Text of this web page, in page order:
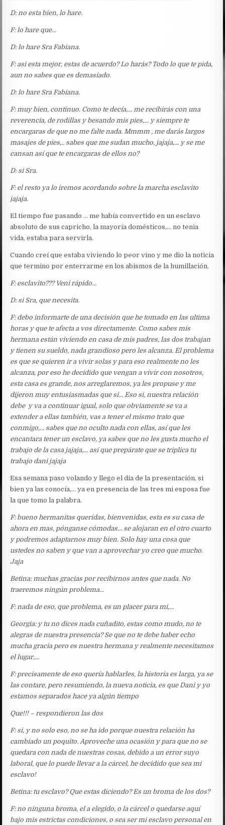
D: no esta bien, lo hare.
F: lo hare que…
D: lo hare Sra Fabiana.
F: asi esta mejor, estas de acuerdo? Lo harás? Todo lo que te pida,
aun no sabes que es demasiado.
D: lo hare Sra Fabiana.
F: muy bien, continuo. Como te decía,… me recibirás con una
reverencia, de rodillas y besando mis pies,… y siempre te
encargaras de que no me falte nada. Mmmm , me darás largos
masajes de pies,.. sabes que me sudan mucho, jajaja,… y se me
cansan así que te encargaras de ellos no?
D: si Sra.
F: el resto ya lo iremos acordando sobre la marcha esclavito
jajaja.
El tiempo fue pasando … me había convertido en un esclavo
absoluto de sus capricho, la mayoría domésticos,… no tenia
vida, estaba para servirla.
Cuando creí que estaba viviendo lo peor vino y me dio la noticia
que termino por enterrarme en los abismos de la humillación.
F: esclavito??? Veni rápido…
D: si Sra, que necesita.
F: debo informarte de una decisión que he tomado en las ultima
horas y que te afecta a vos directamente. Como sabes mis
hermana están viviendo en casa de mis padres, las dos trabajan
y tienen su sueldo, nada grandioso pero les alcanza. El problema
es que se quieren ir a vivir solas y para eso realmente no les
alcanza, por eso he decidido que vengan a vivir con nosotros,
esta casa es grande, nos arreglaremos, ya les propuse y me
dijeron muy entusiasmadas que si… Eso si, nuestra relación
debe y va a continuar igual, solo que obviamente se va a
extender a ellas también, vas a tener el mismo trato que
conmigo,… sabes que no oculto nada con ellas, así que les
encantara tener un esclavo, ya sabes que no les gusta mucho el
trabajo de la casa jajaja,… así que prepárate que se triplica tu
trabajo dani jajaja
Esa semana paso volando y llego el dia de la presentación, si
bien ya las conocía,… ya en presencia de las tres mi esposa fue
la que tomo la palabra.
F: bueno hermanitas queridas, bienvenidas, esta es su casa de
ahora en mas, pónganse cómodas… se alojaran en el otro cuarto
y podremos adaptarnos muy bien. Solo hay una cosa que
ustedes no saben y que van a aprovechar yo creo que mucho.
Jaja
Betina: muchas gracias por recibirnos antes que nada. No
traeremos ningún problema…
F: nada de eso, que problema, es un placer para mi,…
Georgia: y tu no dices nada cuñadito, estas como mudo, no te
alegras de nuestra presencia? Se que no te debe haber echo
mucha gracia pero es nuestra hermana y realmente necesitamos
el lugar,…
F: precisamente de eso quería hablarles, la historia es larga, ya se
las contare, pero resumiendo, la nueva noticia, es que Dani y yo
estamos separados hace ya algún tiempo
Que!!! – respondieron las dos
F: si, y no solo eso, no se ha ido porque nuestra relación ha
cambiado un poquito. Aproveche una ocasión y para que no se
quedara con nada de nuestras cosas, debido a un error suyo
laboral, que lo puede llevar a la cárcel, he decidido que sea mi
esclavo!
Betina: tu esclavo? Que estas diciendo? Es un broma de los dos?
F: no ninguna broma, el a elegido, o la cárcel o quedarse aquí
bajo mis estrictas condiciones, o sea ser mi esclavo personal en